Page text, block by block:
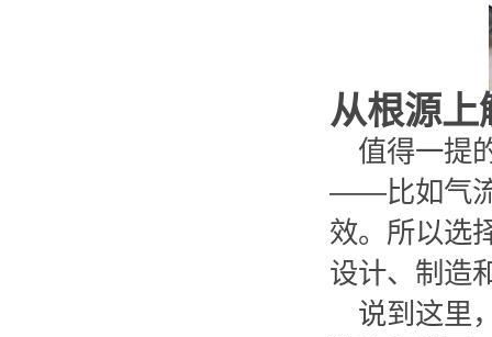
从根源上
值得一提
——比如气
效。所以选
设计、制造
说到这里